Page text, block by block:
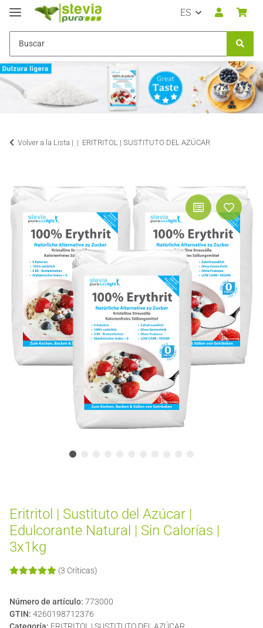
ES
Volver a la Lista | ERITRITOL | SUSTITUTO DEL AZÚCAR
Eritritol | Sustituto del Azúcar |
Edulcorante Natural | Sin Calorías |
3x1kg
(3 Críticas)
Número de artículo: 773000
GTIN: 4260198712376
Categoría: ERITRITOL | SUSTITUTO DEL AZÚCAR